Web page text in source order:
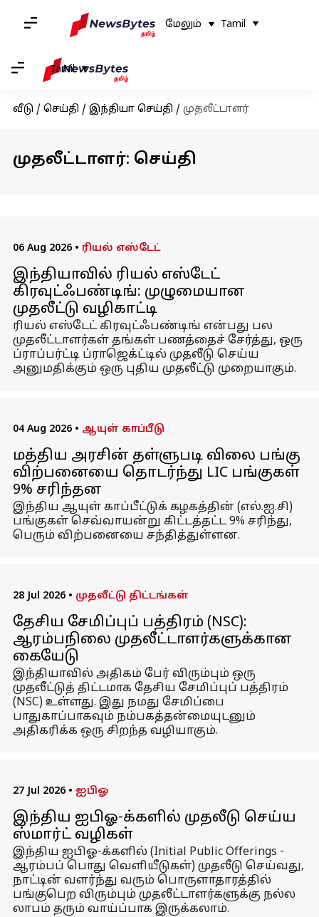
மேலும் Tamil
Tamil
வீடு / செய்தி / இந்தியா செய்தி / முதலீட்டாளர்
முதலீட்டாளர்: செய்தி
06 Aug 2026 • ரியல் எஸ்டேட்
இந்தியாவில் ரியல் எஸ்டேட்
கிரவுட்ஃபண்டிங்: முழுமையான
முதலீட்டு வழிகாட்டி
ரியல் எஸ்டேட் கிரவுட்ஃபண்டிங் என்பது பல
முதலீட்டாளர்கள் தங்கள் பணத்தைச் சேர்த்து, ஒரு
ப்ராப்பர்ட்டி ப்ராஜெக்ட்டில் முதலீடு செய்ய
அனுமதிக்கும் ஒரு புதிய முதலீட்டு முறையாகும்.
04 Aug 2026 • ஆயுள் காப்பீடு
மத்திய அரசின் தள்ளுபடி விலை பங்கு
விற்பனையை தொடர்ந்து LIC பங்குகள்
9% சரிந்தன
இந்திய ஆயுள் காப்பீட்டுக் கழகத்தின் (எல்.ஐ.சி)
பங்குகள் செவ்வாயன்று கிட்டத்தட்ட 9% சரிந்து,
பெரும் விற்பனையை சந்தித்துள்ளன.
28 Jul 2026 • முதலீட்டு திட்டங்கள்
தேசிய சேமிப்புப் பத்திரம் (NSC):
ஆரம்பநிலை முதலீட்டாளர்களுக்கான
கையேடு
இந்தியாவில் அதிகம் பேர் விரும்பும் ஒரு
முதலீட்டுத் திட்டமாக தேசிய சேமிப்புப் பத்திரம்
(NSC) உள்ளது. இது நமது சேமிப்பை
பாதுகாப்பாகவும் நம்பகத்தன்மையுடனும்
அதிகரிக்க ஒரு சிறந்த வழியாகும்.
27 Jul 2026 • ஐபிஓ
இந்திய ஐபிஓ-க்களில் முதலீடு செய்ய
ஸ்மார்ட் வழிகள்
இந்திய ஐபிஓ-க்களில் (Initial Public Offerings -
ஆரம்பப் பொது வெளியீடுகள்) முதலீடு செய்வது,
நாட்டின் வளர்ந்து வரும் பொருளாதாரத்தில்
பங்குபெற விரும்பும் முதலீட்டாளர்களுக்கு நல்ல
லாபம் தரும் வாய்ப்பாக இருக்கலாம்.